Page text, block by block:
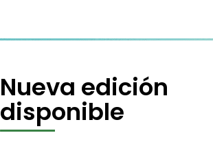
Nueva edición
disponible